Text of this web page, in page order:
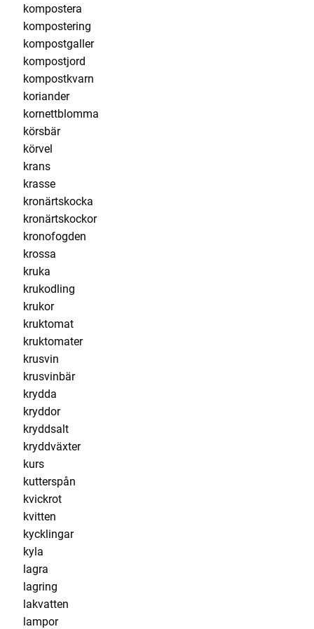
kompostera
kompostering
kompostgaller
kompostjord
kompostkvarn
koriander
kornettblomma
körsbär
körvel
krans
krasse
kronärtskocka
kronärtskockor
kronofogden
krossa
kruka
krukodling
krukor
kruktomat
kruktomater
krusvin
krusvinbär
krydda
kryddor
kryddsalt
kryddväxter
kurs
kutterspån
kvickrot
kvitten
kycklingar
kyla
lagra
lagring
lakvatten
lampor